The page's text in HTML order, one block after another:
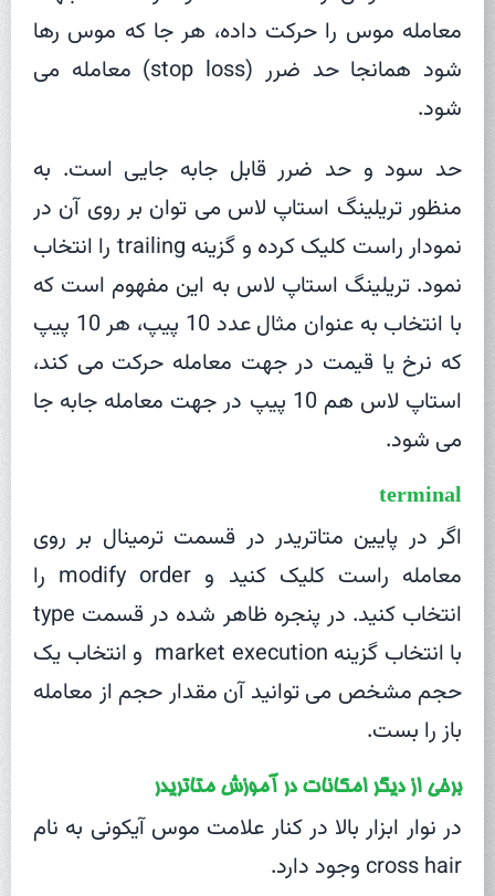
معامله موس را حرکت داده، هر جا که موس رها
شود همانجا حد ضرر (stop loss) معامله می
شود.
حد سود و حد ضرر قابل جابه جایی است. به
منظور تریلینگ استاپ لاس می توان بر روی آن در
نمودار راست کلیک کرده و گزینه trailing را انتخاب
نمود. تریلینگ استاپ لاس به این مفهوم است که
با انتخاب به عنوان مثال عدد 10 پیپ، هر 10 پیپ
که نرخ یا قیمت در جهت معامله حرکت می کند،
استاپ لاس هم 10 پیپ در جهت معامله جابه جا
می شود.
terminal
اگر در پایین متاتریدر در قسمت ترمینال بر روی
معامله راست کلیک کنید و modify order را
انتخاب کنید. در پنجره ظاهر شده در قسمت type
با انتخاب گزینه market execution و انتخاب یک
حجم مشخص می توانید آن مقدار حجم از معامله
باز را بست.
برخی از دیگر امکانات در آموزش متاتریدر
در نوار ابزار بالا در کنار علامت موس آیکونی به نام
cross hair وجود دارد.